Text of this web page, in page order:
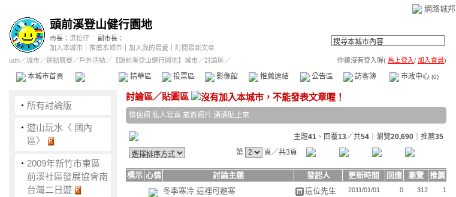
網路城邦
頭前溪登山健行園地
市長： 淇松仔
副市長：
加入本城市
推薦本城市 加入我的最愛
訂閱最新文章
udn／城市／運動競賽／戶外活動／ 【頭前溪登山健行園地】城市／討論區／ 你還沒有登入喔( 馬上登入/ 加入會員)
本城市首頁 精華區 投票區 影像館 推薦連結 公告區 訪客簿 市政中心 (0)
‧ 所有討論版
‧ 遊山玩水〈 國內
區〉
‧ 2009年新竹市東區
前溪社區發展協會南
台灣二日遊
討論區／貼圖區
情侶照 私人寫真 旅遊照片 通通貼上來
主題41 、回覆13／共54 ｜瀏覽20,690 ｜推薦35
第
頁／共3頁
標示 心情 討論主題 發起人 更新時間 回應 瀏覽
推薦
冬季寒冷.這裡可避寒
這位先生
2011/01/01
0 312 1